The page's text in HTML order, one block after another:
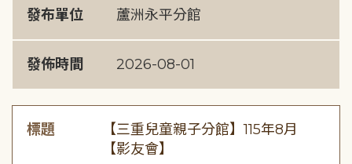
發布單位 蘆洲永平分館
發佈時間 2026-08-01
標題
【三重兒童親子分館】115年8月
【影友會】